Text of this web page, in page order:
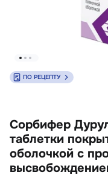
Сорбифер
таблетки
оболочкой с
ПО РЕЦЕПТУ